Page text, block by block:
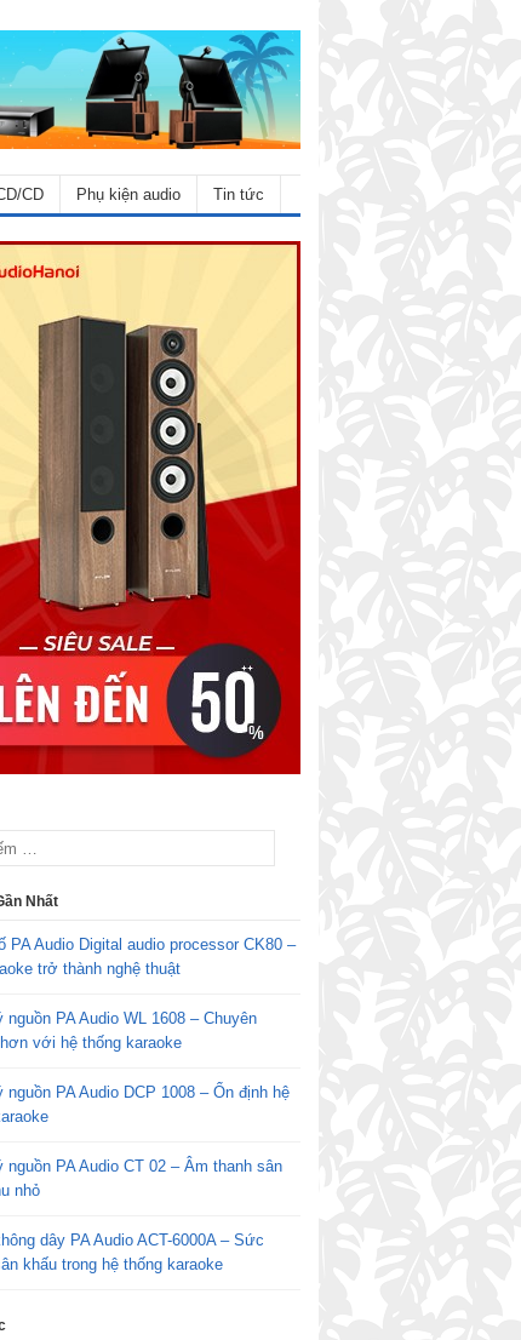
CD Phụ kiện audio Tin tức
Nhất
PA Audio Digital audio processor CK80 –
trở thành nghệ thuật
nguồn PA Audio WL 1608 – Chuyên
với hệ thống karaoke
nguồn PA Audio DCP 1008 – Ổn định hệ
nguồn PA Audio CT 02 – Âm thanh sân
nhỏ
dây PA Audio ACT-6000A – Sức
khấu trong hệ thống karaoke